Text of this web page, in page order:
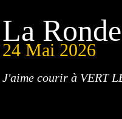
La
24 Mai 2026
J'aime courir à VERT